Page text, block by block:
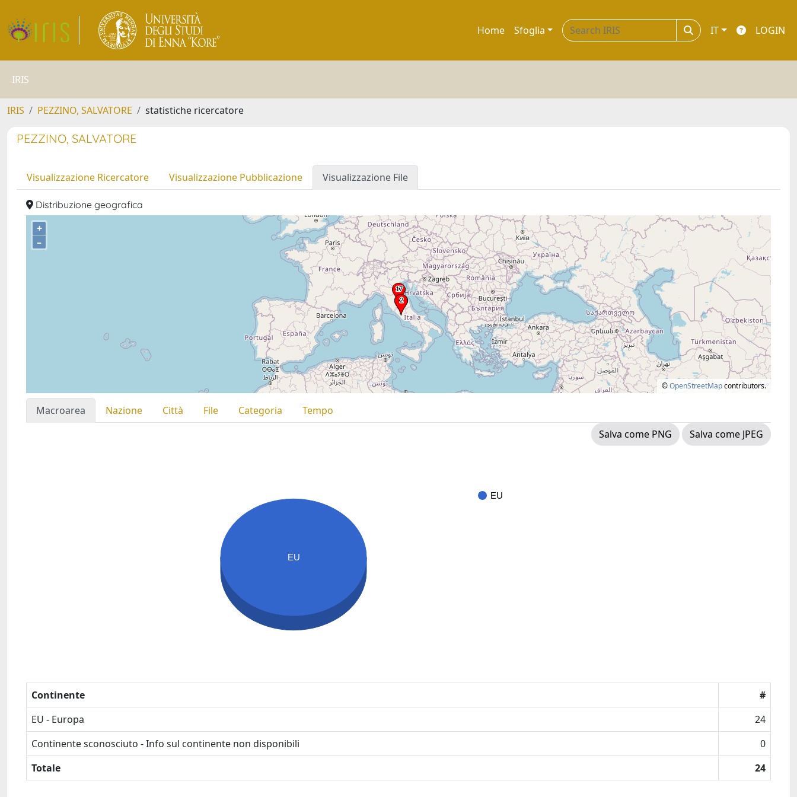
Home Sfoglia IT LOGIN
IRIS
IRIS PEZZINO, SALVATORE statistiche ricercatore
PEZZINO, SALVATORE
Visualizzazione Ricercatore Visualizzazione Pubblicazione Visualizzazione File
Distribuzione geografica
+
–
©OpenStreetMapcontributors.
Macroarea Nazione Città File Categoria
Tempo
Salva come PNG
Salva come JPEG
EU
EU
Continente
#
EU - Europa
24
Continente sconosciuto - Info sul continente non disponibili
0
Totale
24